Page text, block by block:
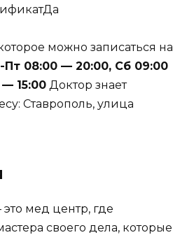
Да
можно записаться на
Пт 08:00 — 20:00, Сб 09:00
15:00 Доктор знает
Ставрополь, улица
мед центр, где
своего дела, которые